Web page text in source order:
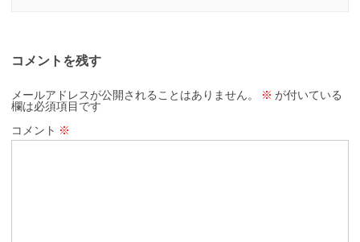
コメントを残す
メールアドレスが公開されることはありません。 ※ が付いている
欄は必須項目です
コメント ※